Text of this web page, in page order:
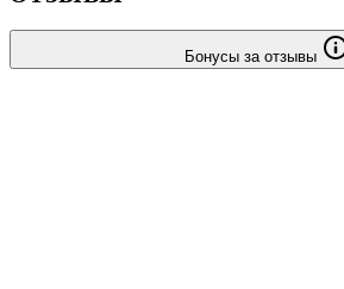
Бонусы за отзывы